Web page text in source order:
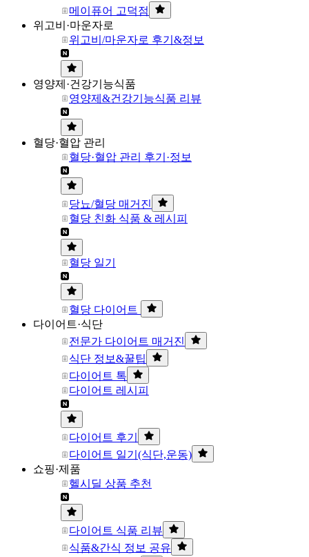
메이퓨어 고덕점
위고비·마운자로
위고비/마운자로 후기&정보
영양제·건강기능식품
영양제&건강기능식품 리뷰
혈당·혈압 관리
혈당·혈압 관리 후기·정보
당뇨/혈당 매거진
혈당 친화 식품 & 레시피
혈당 일기
혈당 다이어트
다이어트·식단
전문가 다이어트 매거진
식단 정보&꿀팁
다이어트 톡
다이어트 레시피
다이어트 후기
다이어트 일기(식단,운동)
쇼핑·제품
헬시딜 상품 추천
다이어트 식품 리뷰
식품&간식 정보 공유